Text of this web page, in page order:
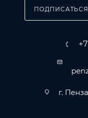
г.